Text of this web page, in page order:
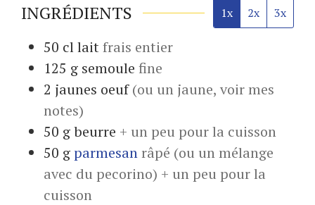
INGRÉDIENTS 1x 2x 3x
50 cllaitfrais entier
125 g semoule fine
2 jaunes oeuf (ou un jaune, voir mes
notes)
50 gbeurre + un peu pour la cuisson
50 gparmesanrâpé (ou un mélange
avec du pecorino) + un peu pour la
cuisson